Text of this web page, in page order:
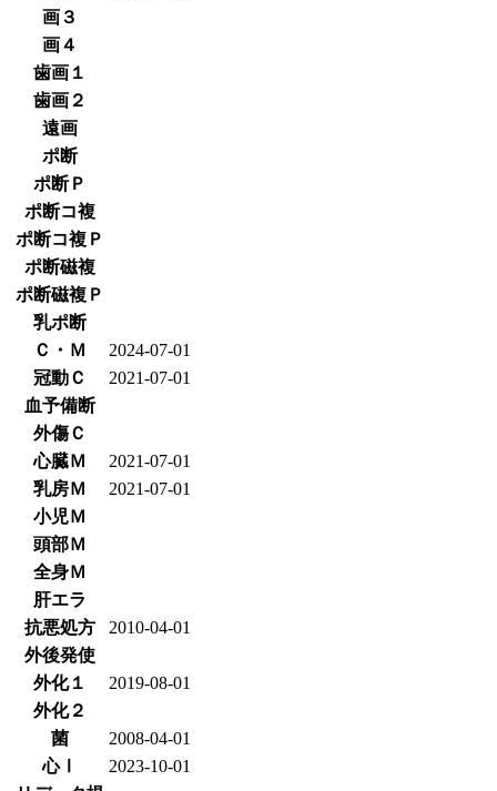
画３
画４
歯画１
歯画２
遠画
ポ断
ポ断Ｐ
ポ断コ複
ポ断コ複Ｐ
ポ断磁複
ポ断磁複Ｐ
乳ポ断
Ｃ・Ｍ
2024-07-01
冠動Ｃ
2021-07-01
血予備断
外傷Ｃ
心臓Ｍ
2021-07-01
乳房Ｍ
2021-07-01
小児Ｍ
頭部Ｍ
全身Ｍ
肝エラ
抗悪処方
2010-04-01
外後発使
外化１
2019-08-01
外化２
菌
2008-04-01
心Ⅰ
2023-10-01